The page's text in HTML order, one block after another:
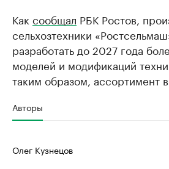
Как сообщал РБК Ростов,
сельхозтехники
разработать до 2027 года
моделей и модификаций
таким образом, ассортимент в
Авторы
Олег Кузнецов